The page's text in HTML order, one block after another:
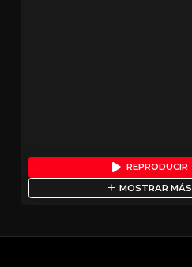
REPRODUCIR
MOSTRAR MÁS